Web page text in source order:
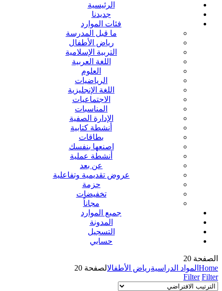
الرئيسية
جديدنا
فئات الموارد
ما قبل المدرسة
رياض الأطفال
التربية الإسلامية
اللغة العربية
العلوم
الرياضيات
اللغة الإنجليزية
الاجتماعيات
المناسبات
الإدارة الصفية
أنشطة كتابية
بطاقات
اصنعها بنفسك
أنشطة عملية
عن بعد
عروض تقديمية وتفاعلية
حزمة
تخفيضات
مجاناً
جميع الموارد
المدونة
التسجيل
حسابي
الصفحة 20
Home المواد الدراسيةرياض الأطفالالصفحة 20
Filter Filter